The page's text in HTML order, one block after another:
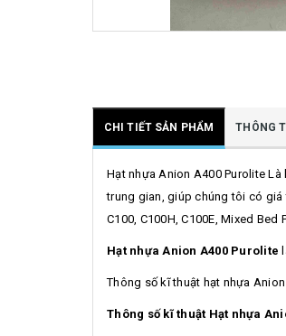
CHI TIẾT SẢN PHẨM THÔNG
Hạt nhựa Anion A400 Purolite
trung gian, giúp chúng tôi có giá
C100, C100H, C100E, Mixed
Hạt nhựa Anion A400 Purolite
Thông số kĩ thuật hạt nhựa
Thông số kĩ thuật Hạt nhựa